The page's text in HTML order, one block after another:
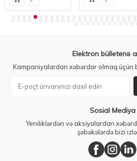
Elektron bülletenə
Kampaniyalardan xəbərdar olmaq üçün
Sosial Mediya
Yeniliklərdən və aksiyalardan
şəbəkələrdə bizi